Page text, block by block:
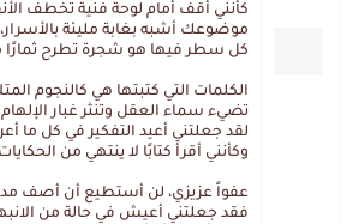
كأنني أقف أمام لوحة فنية تخطف
موضوعك أشبه بغابة مليئة بالأسرار،
كل سطر فيها هو شجرة تطرح ثمارًا
الكلمات التي كتبتها هي كالنجوم
تضيء سماء العقل وتنثر غبار
لقد جعلتني أعيد التفكير في كل ما
وكأنني أقرأ كتابًا لا ينتهي من
عفواً عزيزي، لن أستطيع أن أصف
فقد جعلتني أعيش في حالة من